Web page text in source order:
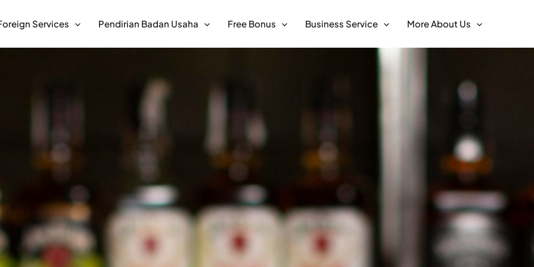
Services Pendirian Badan Usaha Free Bonus Business Service More About Us